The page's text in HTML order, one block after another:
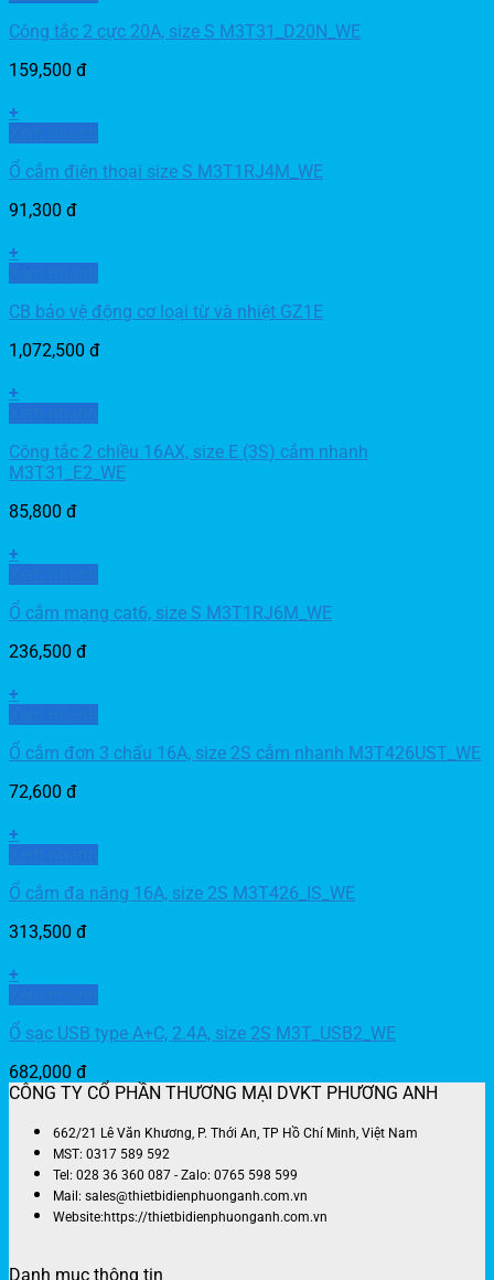
Công tắc 2 cực 20A, size S M3T31_D20N_WE
159,500 đ
+
Ổ cắm điện thoại size S M3T1RJ4M_WE
91,300 đ
+
CB bảo vệ động cơ loại từ và nhiệt GZ1E
1,072,500 đ
+
Công tắc 2 chiều 16AX, size E (3S) cắm nhanh
M3T31_E2_WE
85,800 đ
+
Ổ cắm mạng cat6, size S M3T1RJ6M_WE
236,500 đ
+
Ổ cắm đơn 3 chấu 16A, size 2S cắm nhanh M3T426UST_WE
72,600 đ
+
Ổ cắm đa năng 16A, size 2S M3T426_IS_WE
313,500 đ
+
Ổ sạc USB type A+C, 2.4A, size 2S M3T_USB2_WE
682,000 đ
CÔNG TY CỔ PHẦN THƯƠNG MẠI DVKT PHƯƠNG ANH
662/21 Lê Văn Khương, P. Thới An, TP Hồ Chí Minh, Việt Nam
MST: 0317 589 592
Tel: 028 36 360 087 - Zalo: 0765 598 599
Mail: sales@thietbidienphuonganh.com.vn
Website:https://thietbidienphuonganh.com.vn
Danh mục thông tin